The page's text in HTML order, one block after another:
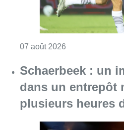
07 août 2026
Schaerbeek : un
dans un entrepôt
plusieurs heures